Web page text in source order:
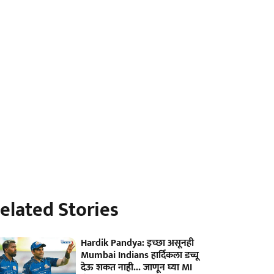
Stories
Hardik Pandya: इच्छा असूनही
Mumbai Indians हार्दिकला डच्चू
देऊ शकत नाही... जाणून घ्या MI